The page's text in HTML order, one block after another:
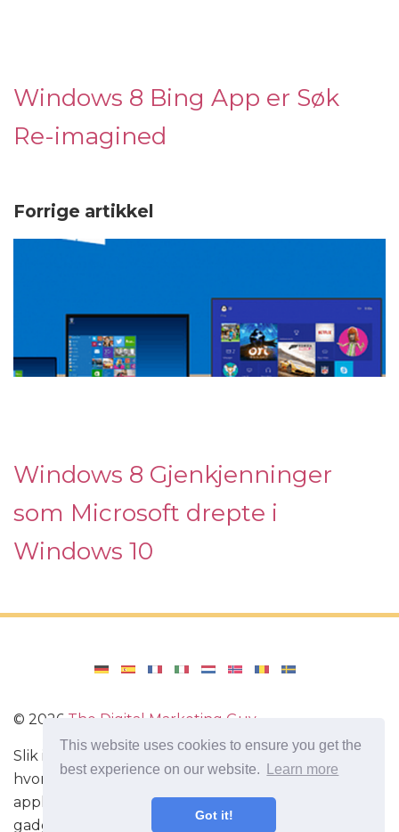
This website uses cookies to ensure you get the
best experience on our website.
Learn more
Got it!
Windows 8 Bing App er Søk
Re-imagined
Forrige artikkel
Windows 8 Gjenkjenninger
som Microsoft drepte i
Windows 10
© 2026 The Digital Marketing Guy
Slik installerer du Windows på datamaskinen din,
hvordan du konfigurerer Windows. Anmeldelser av
applikasjoner og spill for Android, omtaler av
gadgets med Android-systemet.